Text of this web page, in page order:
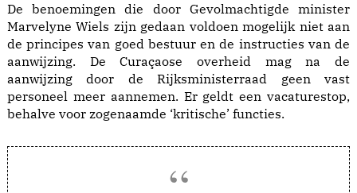
De benoemingen die door Gevolmachtigde minister
Marvelyne Wiels zijn gedaan voldoen mogelijk niet aan
de principes van goed bestuur en de instructies van de
aanwijzing. De Curaçaose overheid mag na de
aanwijzing door de Rijksministerraad geen vast
personeel meer aannemen. Er geldt een vacaturestop,
behalve voor zogenaamde ‘kritische’ functies.